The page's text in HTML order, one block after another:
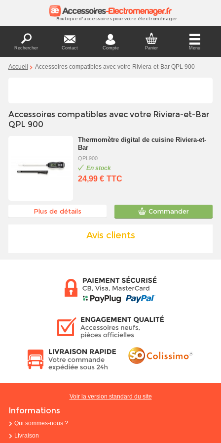
Boutique d'accessoires pour votre électroménager
Rechercher Contact Compte Panier Menu
Accueil Accessoires compatibles avec votre Riviera-et-Bar QPL 900
Accessoires compatibles avec votre Riviera-et-Bar
QPL 900
Thermomètre digital de cuisine Riviera-et-
Bar
QPL900
En stock
24,99 € TTC
Plus de détails Commander
Avis clients
Voir la version standard du site
Informations
Qui sommes-nous ?
Livraison